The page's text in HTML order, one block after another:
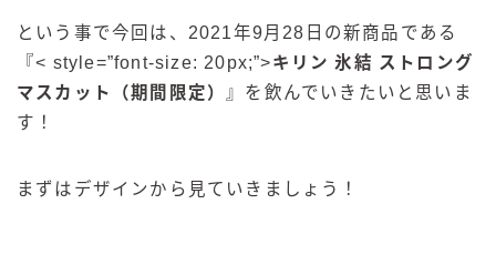
という事で今回は、2021年9月28日の新商品である
『< style=”font-size: 20px;”>キリン 氷結 ストロング
マスカット（期間限定）
』を飲んでいきたいと思いま
す！
まずはデザインから見ていきましょう！